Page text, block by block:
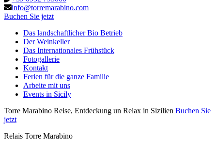
info@torremarabino.com
Buchen Sie jetzt
Das landschaftlicher Bio Betrieb
Der Weinkeller
Das Internationales Frühstück
Fotogallerie
Kontakt
Ferien für die ganze Familie
Arbeite mit uns
Events in Sicily
Torre Marabino Reise, Entdeckung un Relax in Sizilien Buchen Sie
jetzt
Relais Torre Marabino